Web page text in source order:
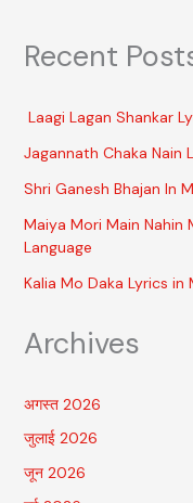
Recent
Laagi Lagan Shankar
Jagannath Chaka Nain
Shri Ganesh Bhajan In
Maiya Mori Main Nahin
Language
Kalia Mo Daka Lyrics in
Archives
अगस्त 2026
जुलाई 2026
जून 2026